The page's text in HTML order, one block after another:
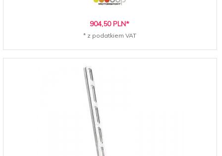
904,50 PLN*
* z podatkiem VAT